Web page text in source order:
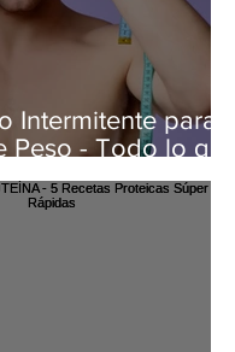
Intermitente para
Peso - Todo lo que